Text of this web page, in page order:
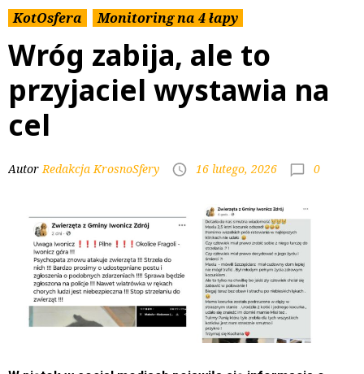
KotOsfera Monitoring na 4 łapy
Wróg zabija, ale to
przyjaciel wystawia na
cel
AutorRedakcja KrosnoSfery 16 lutego, 2026 0